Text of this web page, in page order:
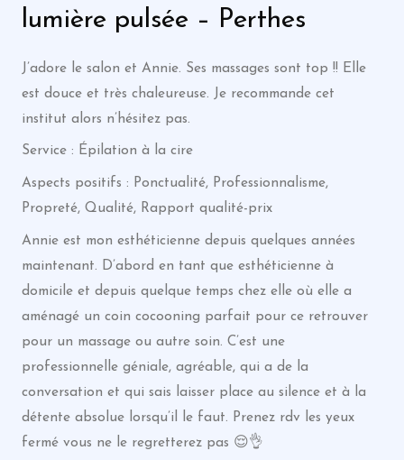
lumière pulsée – Perthes
J’adore le salon et Annie. Ses massages sont top !! Elle
est douce et très chaleureuse. Je recommande cet
institut alors n’hésitez pas.
Service : Épilation à la cire
Aspects positifs : Ponctualité, Professionnalisme,
Propreté, Qualité, Rapport qualité-prix
Annie est mon esthéticienne depuis quelques années
maintenant. D’abord en tant que esthéticienne à
domicile et depuis quelque temps chez elle où elle a
aménagé un coin cocooning parfait pour ce retrouver
pour un massage ou autre soin. C’est une
professionnelle géniale, agréable, qui a de la
conversation et qui sais laisser place au silence et à la
détente absolue lorsqu’il le faut. Prenez rdv les yeux
fermé vous ne le regretterez pas 😌👌